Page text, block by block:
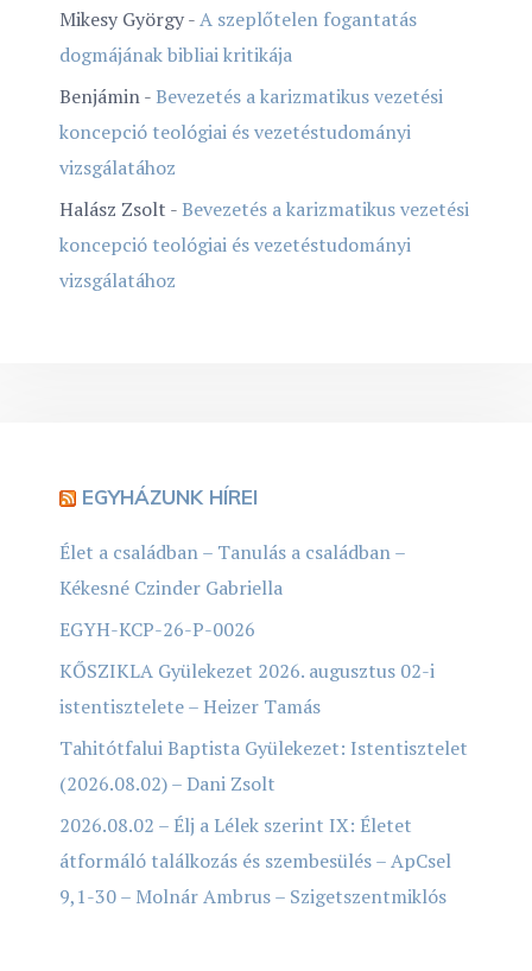
Mikesy György-A szeplőtelen fogantatás
dogmájának bibliai kritikája
Benjámin-Bevezetés a karizmatikus vezetési
koncepció teológiai és vezetéstudományi
vizsgálatához
Halász Zsolt -Bevezetés a karizmatikus vezetési
koncepció teológiai és vezetéstudományi
vizsgálatához
EGYHÁZUNK HÍREI
Élet a családban – Tanulás a családban –
Kékesné Czinder Gabriella
EGYH-KCP-26-P-0026
KŐSZIKLA Gyülekezet 2026. augusztus 02-i
istentisztelete – Heizer Tamás
Tahitótfalui Baptista Gyülekezet: Istentisztelet
(2026.08.02) – Dani Zsolt
2026.08.02 – Élj a Lélek szerint IX: Életet
átformáló találkozás és szembesülés – ApCsel
9,1-30 – Molnár Ambrus – Szigetszentmiklós